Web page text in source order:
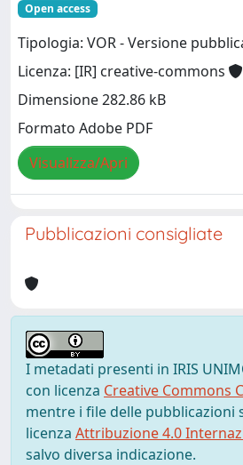
Open access
Tipologia: VOR - Versione
Licenza: [IR] creative-commons
Dimensione 282.86 kB
Formato Adobe PDF
Visualizza/Apri
Pubblicazioni consigliate
I metadati presenti in IRIS
con licenza Creative Commons
mentre i file delle pubblicazioni
licenza Attribuzione 4.0
salvo diversa indicazione.